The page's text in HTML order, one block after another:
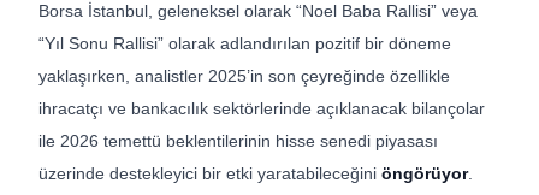
Borsa İstanbul, geleneksel olarak “Noel Baba Rallisi” veya
“Yıl Sonu Rallisi” olarak adlandırılan pozitif bir döneme
yaklaşırken, analistler 2025’in son çeyreğinde özellikle
ihracatçı ve bankacılık sektörlerinde açıklanacak bilançolar
ile 2026 temettü beklentilerinin hisse senedi piyasası
üzerinde destekleyici bir etki yaratabileceğini öngörüyor.